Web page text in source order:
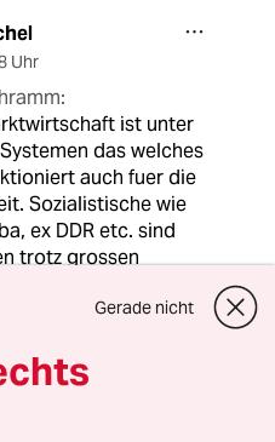
Uhr
ist unter
das welches
auch fuer die
Sozialistische wie
ex DDR etc. sind
trotz grossen
lange Schlangen fuer
Gerade nicht